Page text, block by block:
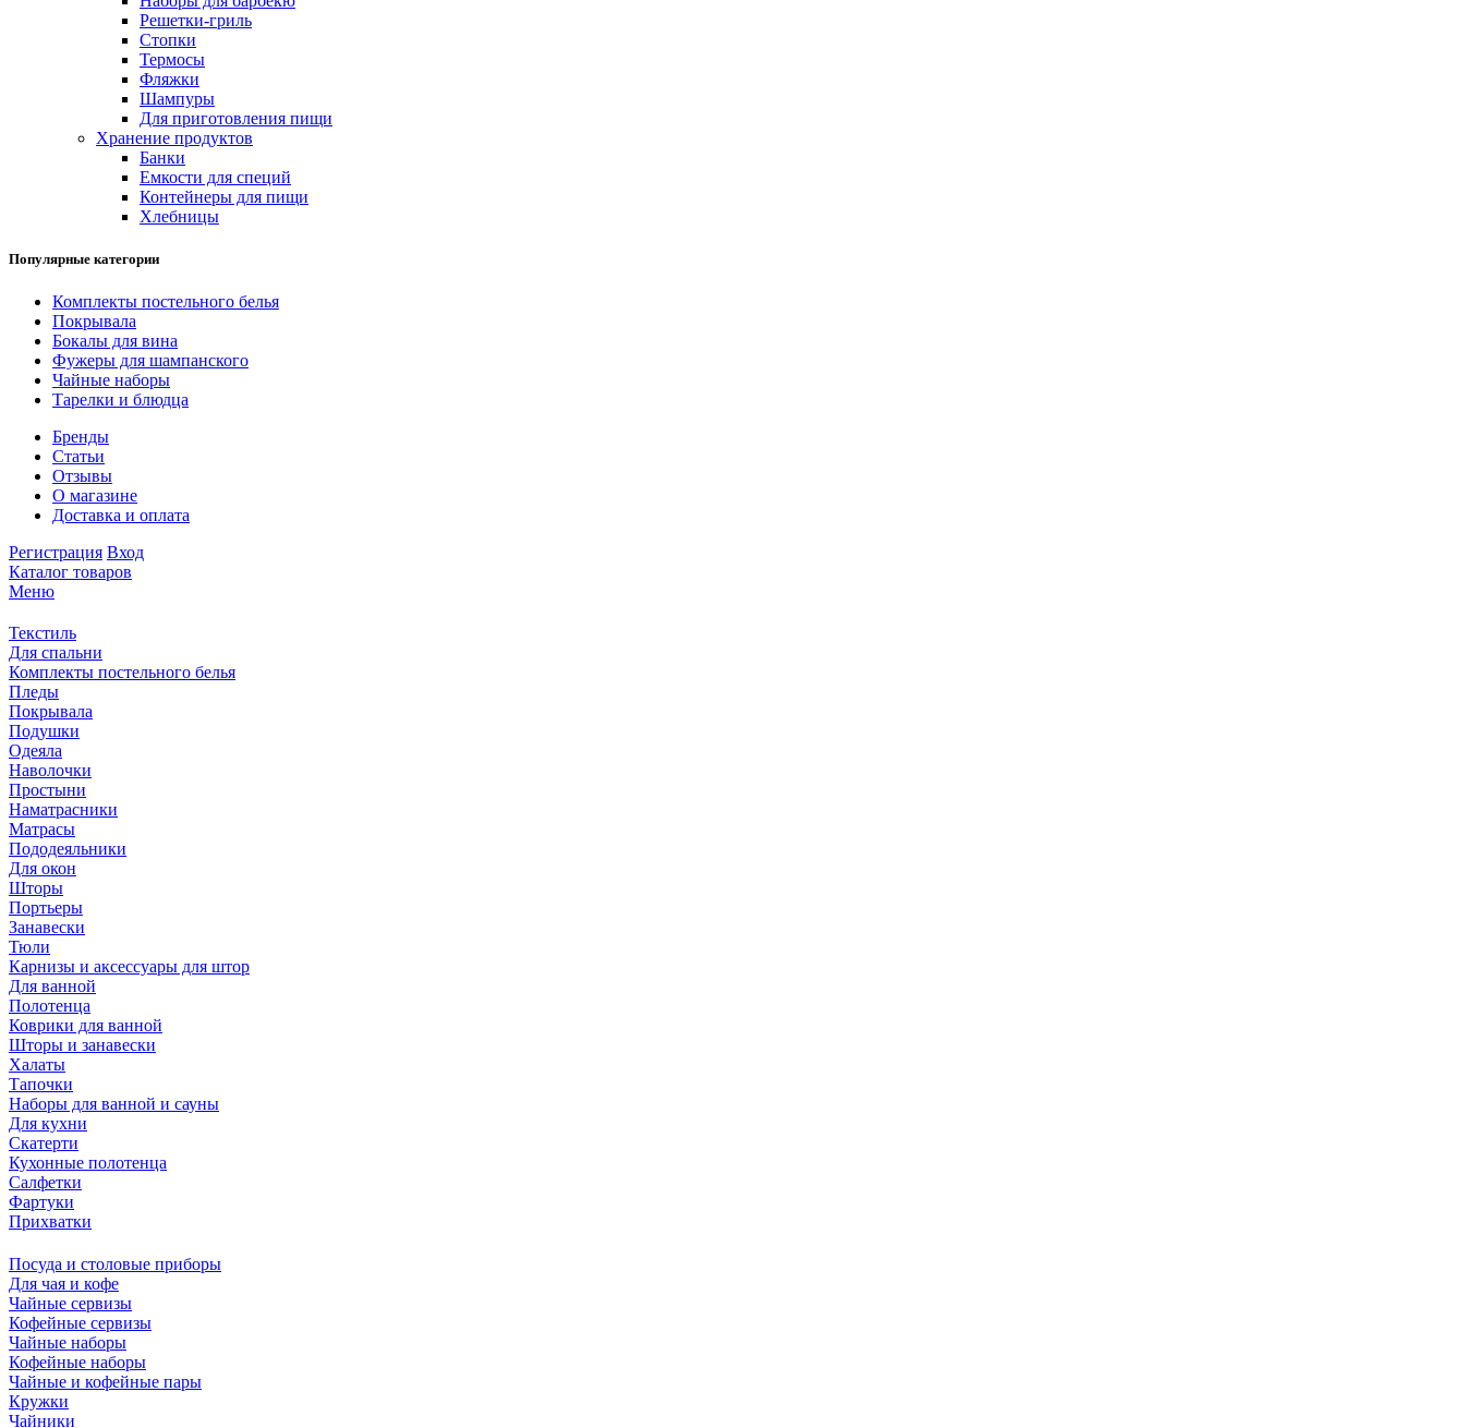
Решетки-гриль
Стопки
Термосы
Фляжки
Шампуры
Для приготовления пищи
Хранение продуктов
Банки
Емкости для специй
Контейнеры для пищи
Хлебницы
Популярные категории
Комплекты постельного белья
Покрывала
Бокалы для вина
Фужеры для шампанского
Чайные наборы
Тарелки и блюдца
Бренды
Статьи
Отзывы
О магазине
Доставка и оплата
Регистрация Вход
Каталог товаров
Меню
Текстиль
Для спальни
Комплекты постельного белья
Пледы
Покрывала
Подушки
Одеяла
Наволочки
Простыни
Наматрасники
Матрасы
Пододеяльники
Для окон
Шторы
Портьеры
Занавески
Тюли
Карнизы и аксессуары для штор
Для ванной
Полотенца
Коврики для ванной
Шторы и занавески
Халаты
Тапочки
Наборы для ванной и сауны
Для кухни
Скатерти
Кухонные полотенца
Салфетки
Фартуки
Прихватки
Посуда и столовые приборы
Для чая и кофе
Чайные сервизы
Кофейные сервизы
Чайные наборы
Кофейные наборы
Чайные и кофейные пары
Кружки
Чайники